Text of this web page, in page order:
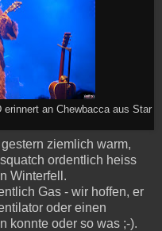
an Chewbacca aus Star
ziemlich warm,
ordentlich heiss
Winterfell.
Gas - wir hoffen, er
oder einen
konnte oder so was ;-).